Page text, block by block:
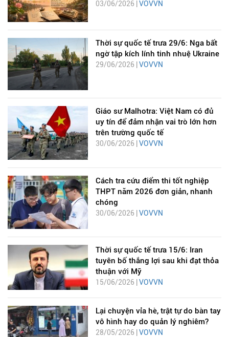
03/06/2026 | VOVVN
Thời sự quốc tế trưa 29/6: Nga bất
ngờ tập kích lính tinh nhuệ Ukraine
29/06/2026 | VOVVN
Giáo sư Malhotra: Việt Nam có đủ
uy tín để đảm nhận vai trò lớn hơn
trên trường quốc tế
30/06/2026 | VOVVN
Cách tra cứu điểm thi tốt nghiệp
THPT năm 2026 đơn giản, nhanh
chóng
30/06/2026 | VOVVN
Thời sự quốc tế trưa 15/6: Iran
tuyên bố thắng lợi sau khi đạt thỏa
thuận với Mỹ
15/06/2026 | VOVVN
Lại chuyện vỉa hè, trật tự do bàn tay
vô hình hay do quản lý nghiêm?
28/05/2026 | VOVVN